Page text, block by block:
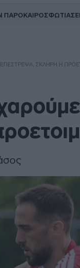
ΠΑΡΟΚΑΙΡΟΣΦΩΤΙΑ
ΣΚΛΗΡΉ Η